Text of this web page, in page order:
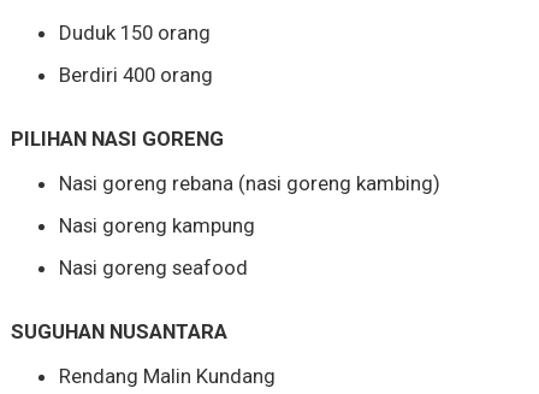
Duduk 150 orang
Berdiri 400 orang
PILIHAN NASI GORENG
Nasi goreng rebana (nasi goreng kambing)
Nasi goreng kampung
Nasi goreng seafood
SUGUHAN NUSANTARA
Rendang Malin Kundang